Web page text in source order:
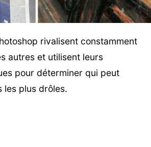
rivalisent constamment
autres et utilisent leurs
pour déterminer qui peut
les plus drôles.